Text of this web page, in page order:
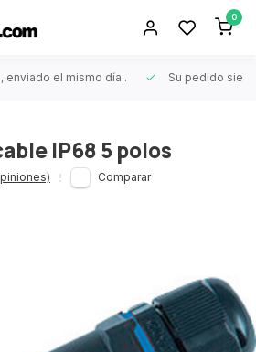
0
enviado el mismo día . Su pedido
IP68 5 polos
Comparar